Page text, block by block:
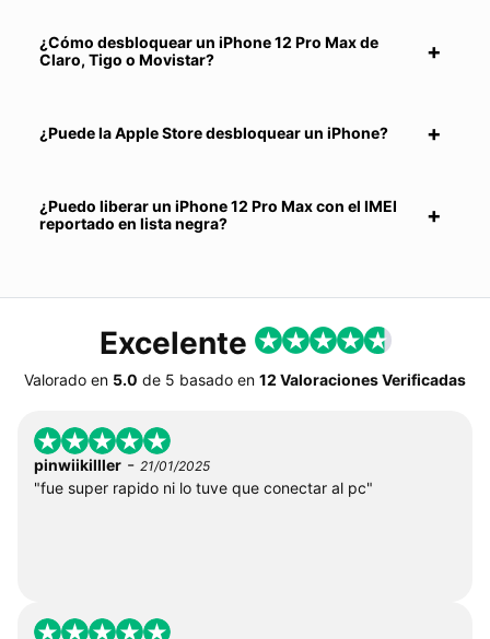
¿Cómo desbloquear un iPhone 12 Pro Max de
Claro, Tigo o Movistar?
¿Puede la Apple Store desbloquear un iPhone?
¿Puedo liberar un iPhone 12 Pro Max con el IMEI
reportado en lista negra?
Excelente
Valorado en 5.0 de 5 basado en 12 Valoraciones Verificadas
pinwiikilller - 21/01/2025
"fue super rapido ni lo tuve que conectar al pc"